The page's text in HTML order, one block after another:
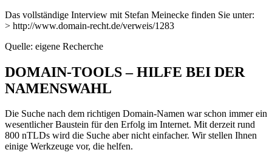
Das vollständige Interview mit Stefan Meinecke finden Sie unter:
> http://www.domain-recht.de/verweis/1283
Quelle: eigene Recherche
DOMAIN-TOOLS – HILFE BEI DER
NAMENSWAHL
Die Suche nach dem richtigen Domain-Namen war schon immer ein
wesentlicher Baustein für den Erfolg im Internet. Mit derzeit rund
800 nTLDs wird die Suche aber nicht einfacher. Wir stellen Ihnen
einige Werkzeuge vor, die helfen.